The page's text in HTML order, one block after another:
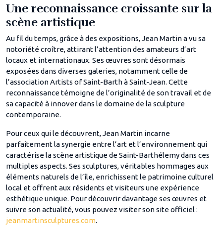
Une reconnaissance croissante sur la
scène artistique
Au fil du temps, grâce à des expositions, Jean Martin a vu sa
notoriété croître, attirant l’attention des amateurs d’art
locaux et internationaux. Ses œuvres sont désormais
exposées dans diverses galeries, notamment celle de
l’association Artists of Saint-Barth à Saint-Jean. Cette
reconnaissance témoigne de l’originalité de son travail et de
sa capacité à innover dans le domaine de la sculpture
contemporaine.
Pour ceux qui le découvrent, Jean Martin incarne
parfaitement la synergie entre l’art et l’environnement qui
caractérise la scène artistique de Saint-Barthélemy dans ces
multiples aspects. Ses sculptures, véritables hommages aux
éléments naturels de l’île, enrichissent le patrimoine culturel
local et offrent aux résidents et visiteurs une expérience
esthétique unique. Pour découvrir davantage ses œuvres et
suivre son actualité, vous pouvez visiter son site officiel :
jeanmartinsculptures.com.